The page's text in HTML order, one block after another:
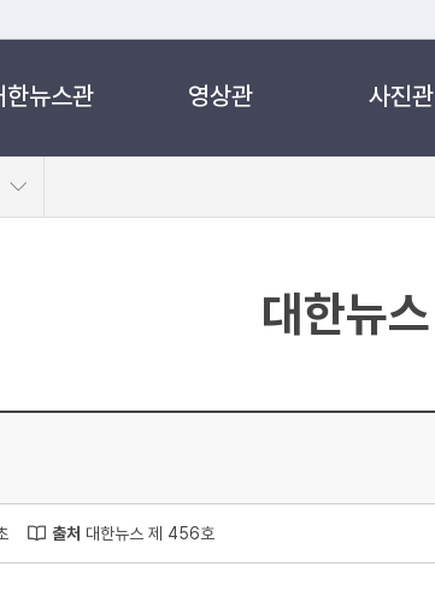
관리하는 누리집입니다.
한뉴스관 영상관 사진관
대한뉴스
출처 대한뉴스 제 456호